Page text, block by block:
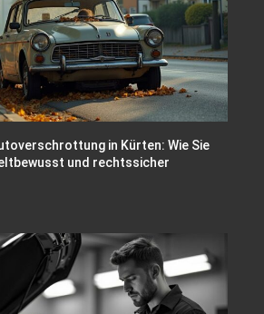
in Kürten: Wie Sie
und rechtssicher